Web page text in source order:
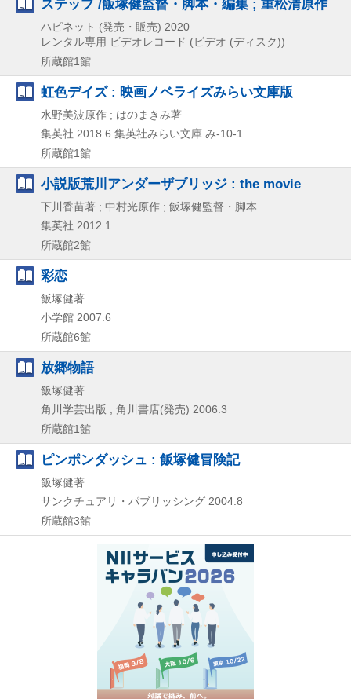
ステップ /飯塚健監督・脚本・編集 ; 重松清原作
ハピネット (発売・販売) 2020
レンタル専用 ビデオレコード (ビデオ (ディスク))
所蔵館1館
虹色デイズ : 映画ノベライズみらい文庫版
水野美波原作 ; はのまきみ著
集英社 2018.6 集英社みらい文庫 み-10-1
所蔵館1館
小説版荒川アンダーザブリッジ : the movie
下川香苗著 ; 中村光原作 ; 飯塚健監督・脚本
集英社 2012.1
所蔵館2館
彩恋
飯塚健著
小学館 2007.6
所蔵館6館
放郷物語
飯塚健著
角川学芸出版 , 角川書店(発売) 2006.3
所蔵館1館
ピンポンダッシュ : 飯塚健冒険記
飯塚健著
サンクチュアリ・パブリッシング 2004.8
所蔵館3館